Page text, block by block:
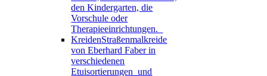
den Kindergarten, die
Vorschule oder
Therapieeinrichtungen.
KreidenStraßenmalkreide
von Eberhard Faber in
verschiedenen
Etuisortierungen und